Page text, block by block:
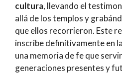
cultura, llevando el
allá de los templos y
que ellos recorrieron. Este
inscribe definitivamente en
una memoria de fe que
generaciones presentes y